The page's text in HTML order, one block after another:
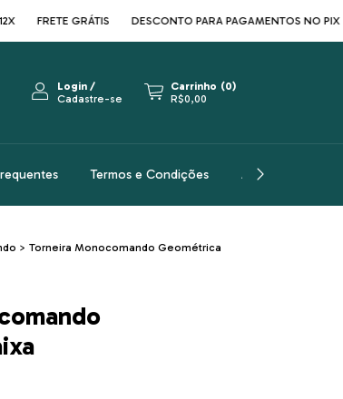
GRÁTIS DESCONTO PARA PAGAMENTOS NO PIX
Login/
Cadastre-se
Carrinho (0)
R$0,00
Termos e Condições Arquitetos
> Torneira Monocomando Geométrica